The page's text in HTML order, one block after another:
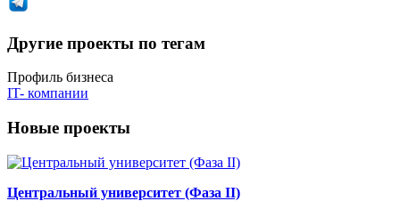
Другие проекты по тегам
Профиль бизнеса
IT- компании
Новые проекты
Центральный университет (Фаза II)